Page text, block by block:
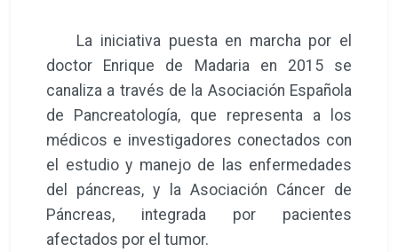
La iniciativa puesta en marcha por el
doctor Enrique de Madaria en 2015 se
canaliza a través de la Asociación Española
de Pancreatología, que representa a los
médicos e investigadores conectados con
el estudio y manejo de las enfermedades
del páncreas, y la Asociación Cáncer de
Páncreas, integrada por pacientes
afectados por el tumor.